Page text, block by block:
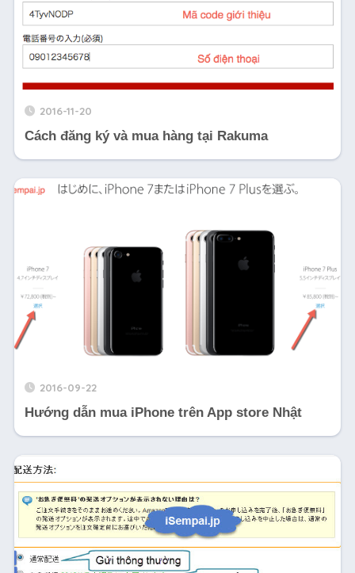
2016-11-20
Cách đăng ký và mua hàng tại Rakuma
2016-09-22
Hướng dẫn mua iPhone trên App store Nhật